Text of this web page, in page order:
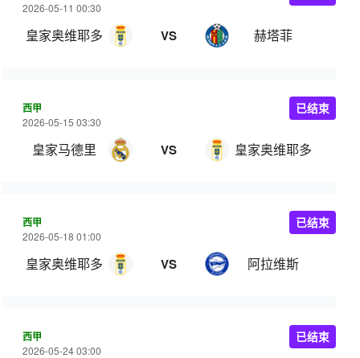
2026-05-11 00:30
皇家奥维耶多 VS 赫塔菲
西甲
2026-05-15 03:30
皇家马德里 VS 皇家奥维耶多
已结束
西甲
2026-05-18 01:00
皇家奥维耶多 VS 阿拉维斯
已结束
西甲
2026-05-24 03:00
已结束